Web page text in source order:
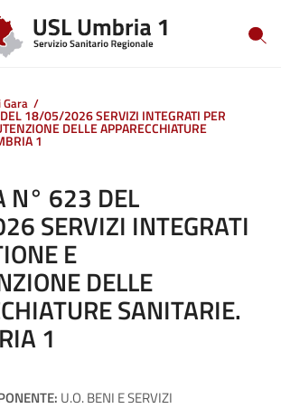
/
18/05/2026 SERVIZI INTEGRATI PER
DELLE APPARECCHIATURE
1
N° 623 DEL
SERVIZI INTEGRATI
E
DELLE
SANITARIE.
1
U.O. BENI E SERVIZI